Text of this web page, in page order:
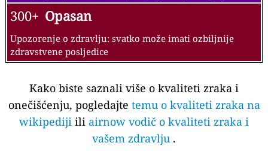
300+ Opasan
Upozorenje o zdravlju: svatko može imati ozbiljnije
zdravstvene posljedice
Kako biste saznali više o kvaliteti zraka i
onečišćenju, pogledajte temu o kvaliteti zraka na
wikipediji ili airnow vodič o kvaliteti zraka i
vašem zdravlju .